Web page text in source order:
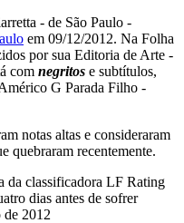
- de São Paulo -
em 09/12/2012. Na Folha
por sua Editoria de Arte -
com negritos e subtítulos,
G Parada Filho -
notas altas e consideraram
quebraram recentemente.
da classificadora LF Rating
dias antes de sofrer
2012